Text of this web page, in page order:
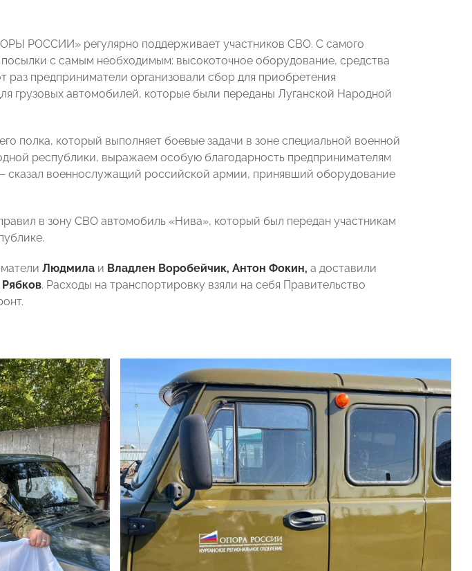
РОССИИ» регулярно поддерживает участников СВО. С самого
с самым необходимым: высокоточное оборудование, средства
раз предприниматели организовали сбор для приобретения
грузовых автомобилей, которые были переданы Луганской Народной
полка, который выполняет боевые задачи в зоне специальной военной
республики, выражаем особую благодарность предпринимателям
— сказал военнослужащий российской армии, принявший оборудование
в зону СВО автомобиль «Нива», который был передан участникам
Людмила и Владлен Воробейчик, Антон Фокин, а доставили
. Расходы на транспортировку взяли на себя Правительство